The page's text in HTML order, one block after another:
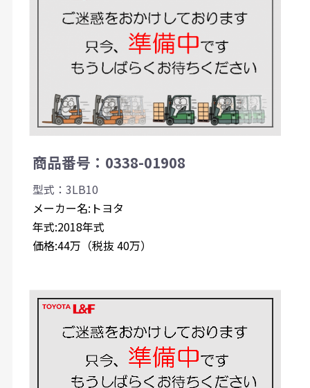
商品番号：0338-01908
型式：3LB10
メーカー名:トヨタ
年式:2018年式
価格:44万（税抜 40万）